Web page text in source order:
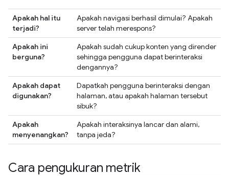
Apakah hal itu
terjadi?
Apakah navigasi berhasil dimulai? Apakah
server telah merespons?
Apakah ini
berguna?
Apakah sudah cukup konten yang dirender
sehingga pengguna dapat berinteraksi
dengannya?
Apakah dapat
digunakan?
Dapatkah pengguna berinteraksi dengan
halaman, atau apakah halaman tersebut
sibuk?
Apakah
menyenangkan?
Apakah interaksinya lancar dan alami,
tanpa jeda?
Cara pengukuran metrik